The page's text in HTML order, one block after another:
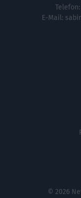
Telefon:
E-Mail:
© 2026